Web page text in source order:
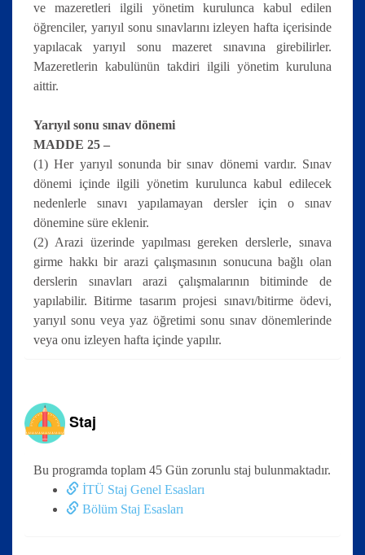
ve mazeretleri ilgili yönetim kurulunca kabul edilen
öğrenciler, yarıyıl sonu sınavlarını izleyen hafta içerisinde
yapılacak yarıyıl sonu mazeret sınavına girebilirler.
Mazeretlerin kabulünün takdiri ilgili yönetim kuruluna
aittir.
Yarıyıl sonu sınav dönemi
MADDE 25 –
(1) Her yarıyıl sonunda bir sınav dönemi vardır. Sınav
dönemi içinde ilgili yönetim kurulunca kabul edilecek
nedenlerle sınavı yapılamayan dersler için o sınav
dönemine süre eklenir.
(2) Arazi üzerinde yapılması gereken derslerle, sınava
girme hakkı bir arazi çalışmasının sonucuna bağlı olan
derslerin sınavları arazi çalışmalarının bitiminde de
yapılabilir. Bitirme tasarım projesi sınavı/bitirme ödevi,
yarıyıl sonu veya yaz öğretimi sonu sınav dönemlerinde
veya onu izleyen hafta içinde yapılır.
Staj
Bu programda toplam 45 Gün zorunlu staj bulunmaktadır.
İTÜ Staj Genel Esasları
Bölüm Staj Esasları